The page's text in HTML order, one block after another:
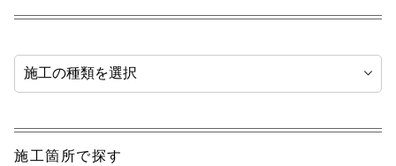
施工箇所で探す